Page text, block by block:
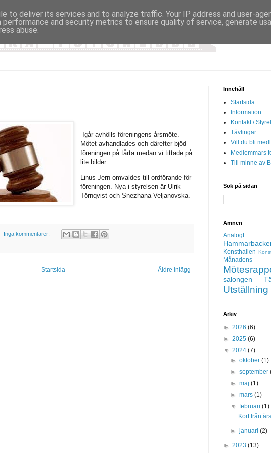
Igår avhölls föreningens årsmöte.
Mötet avhandlades och därefter bjöd
föreningen på tårta medan vi tittade på
lite bilder.
Linus Jern omvaldes till ordförande för
föreningen. Nya i styrelsen är Ulrik
Törnqvist och Snezhana Veljanovska.
Inga kommentarer:
Äldre inlägg
Startsida
Innehåll
Startsida
Information
Kontakt /
Tävlingar
Vill du bli
Medlemmars
Till minne av
Sök på sidan
Ämnen
Analogt
Konsthallen
Månadens
salongen
Utställning
Arkiv
► 2026 (6)
► 2025 (6)
▼ 2024 (7)
►oktober(1)
►september
►maj(1)
►mars(1)
▼februari(1)
Kort från
►januari(2)
► 2023 (13)
to deliver its services and to analyze traffic. Your IP address and user-
performance and security metrics to ensure quality of service, generate
abuse.